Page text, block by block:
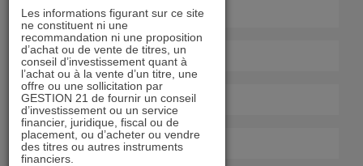
Les informations figurant sur ce site
ne constituent ni une
recommandation ni une proposition
d’achat ou de vente de titres, un
conseil d’investissement quant à
l’achat ou à la vente d’un titre, une
offre ou une sollicitation par
GESTION 21 de fournir un conseil
d’investissement ou un service
financier, juridique, fiscal ou de
placement, ou d’acheter ou vendre
des titres ou autres instruments
financiers.